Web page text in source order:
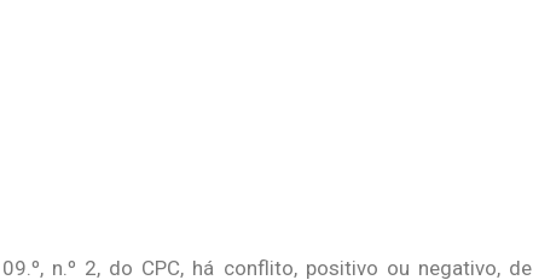
n.º 2, do CPC, há conflito, positivo ou negativo, de